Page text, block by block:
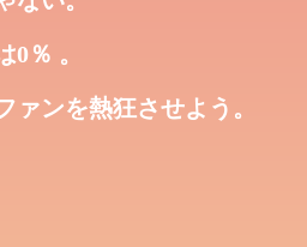
％ 。
ンを熱狂させよう。